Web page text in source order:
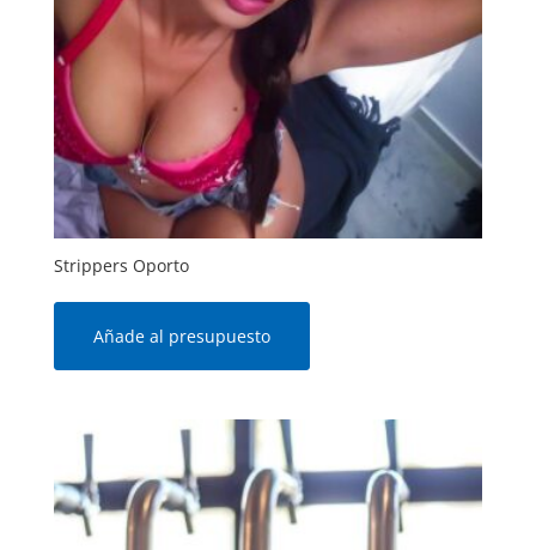
Strippers Oporto
Añade al presupuesto